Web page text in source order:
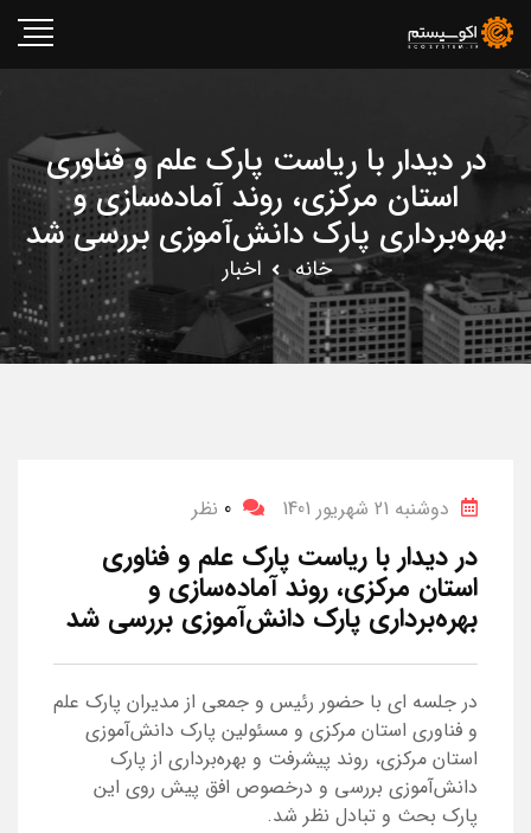
در دیدار با ریاست پارک علم و فناوری
استان مرکزی، روند آماده‌سازی و
بهره‌برداری پارک دانش‌آموزی بررسی شد
خانه اخبار
دوشنبه 21 شهریور 1401 0 نظر
در دیدار با ریاست پارک علم و فناوری
استان مرکزی، روند آماده‌سازی و
بهره‌برداری پارک دانش‌آموزی بررسی شد
در جلسه ای با حضور رئیس و جمعی از مدیران پارک علم
و فناوری استان مرکزی و مسئولین پارک دانش‌آموزی
استان مرکزی، روند پیشرفت و بهره‌برداری از پارک
دانش‌آموزی بررسی و درخصوص افق پیش‌ روی این
پارک بحث و تبادل نظر شد.